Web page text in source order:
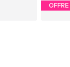
OFFRE